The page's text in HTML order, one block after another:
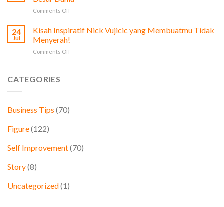
Samsung
Red
Flag
Perlu
Comments Offon
Prinsip
Bisnis,
24
Jul
Kisah Inspiratif Nick Vujicic yang Membuatmu Tidak
Menyerah!
Comments Offon
CATEGORIES
Business Tips (70)
Figure(122)
Self Improvement(70)
Story(8)
Uncategorized(1)